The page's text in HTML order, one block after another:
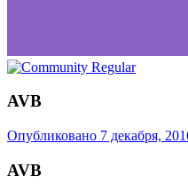
AVB
Опубликовано 7 декабря,
AVB